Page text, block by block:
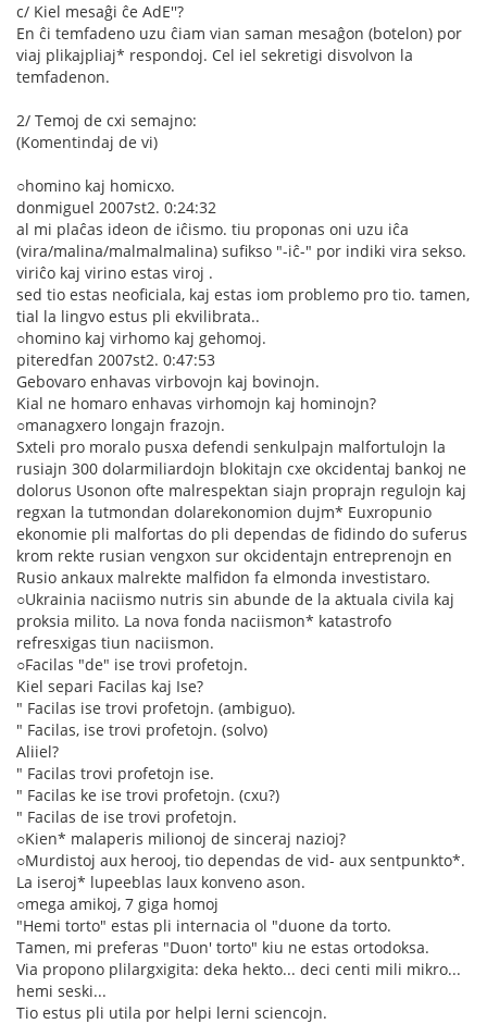
c/ Kiel mesaĝi ĉe AdE''?
En ĉi temfadeno uzu ĉiam vian saman mesaĝon (botelon) por
viaj plikajpliaj* respondoj. Cel iel sekretigi disvolvon la
temfadenon.
2/ Temoj de cxi semajno:
(Komentindaj de vi)
○homino kaj homicxo.
donmiguel 2007st2. 0:24:32
al mi plaĉas ideon de iĉismo. tiu proponas oni uzu iĉa
(vira/malina/malmalmalina) sufikso "-iĉ-" por indiki vira sekso.
viriĉo kaj virino estas viroj .
sed tio estas neoficiala, kaj estas iom problemo pro tio. tamen,
tial la lingvo estus pli ekvilibrata..
○homino kaj virhomo kaj gehomoj.
piteredfan 2007st2. 0:47:53
Gebovaro enhavas virbovojn kaj bovinojn.
Kial ne homaro enhavas virhomojn kaj hominojn?
○managxero longajn frazojn.
Sxteli pro moralo pusxa defendi senkulpajn malfortulojn la
rusiajn 300 dolarmiliardojn blokitajn cxe okcidentaj bankoj ne
dolorus Usonon ofte malrespektan siajn proprajn regulojn kaj
regxan la tutmondan dolarekonomion dujm* Euxropunio
ekonomie pli malfortas do pli dependas de fidindo do suferus
krom rekte rusian vengxon sur okcidentajn entreprenojn en
Rusio ankaux malrekte malfidon fa elmonda investistaro.
○Ukrainia naciismo nutris sin abunde de la aktuala civila kaj
proksia milito. La nova fonda naciismon* katastrofo
refresxigas tiun naciismon.
○Facilas "de" ise trovi profetojn.
Kiel separi Facilas kaj Ise?
" Facilas ise trovi profetojn. (ambiguo).
" Facilas, ise trovi profetojn. (solvo)
Aliiel?
" Facilas trovi profetojn ise.
" Facilas ke ise trovi profetojn. (cxu?)
" Facilas de ise trovi profetojn.
○Kien* malaperis milionoj de sinceraj nazioj?
○Murdistoj aux herooj, tio dependas de vid- aux sentpunkto*.
La iseroj* lupeeblas laux konveno ason.
○mega amikoj, 7 giga homoj
"Hemi torto" estas pli internacia ol "duone da torto.
Tamen, mi preferas "Duon' torto" kiu ne estas ortodoksa.
Via propono plilargxigita: deka hekto... deci centi mili mikro...
hemi seski...
Tio estus pli utila por helpi lerni sciencojn.